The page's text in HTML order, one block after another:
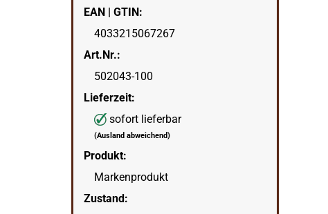
EAN | GTIN:
4033215067267
Art.Nr.:
502043-100
Lieferzeit:
sofort lieferbar
(Ausland abweichend)
Produkt:
Markenprodukt
Zustand: